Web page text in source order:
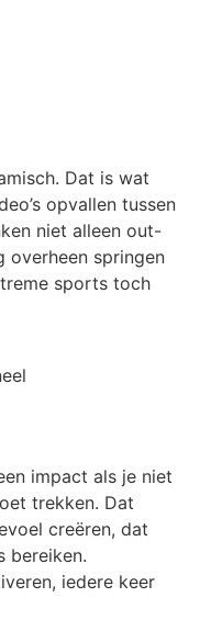
Dat is wat
opvallen tussen
niet alleen out-
springen
sports toch
impact als je niet
trekken. Dat
creëren, dat
bereiken.
iedere keer